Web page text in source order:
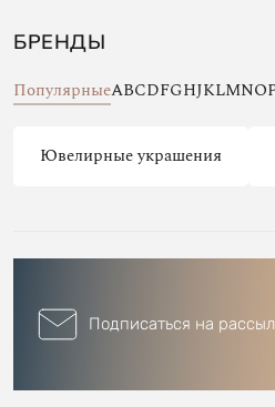
БРЕНДЫ
ПопулярныеABCDFGHJKLMNO
Ювелирные украшения
Подписаться на